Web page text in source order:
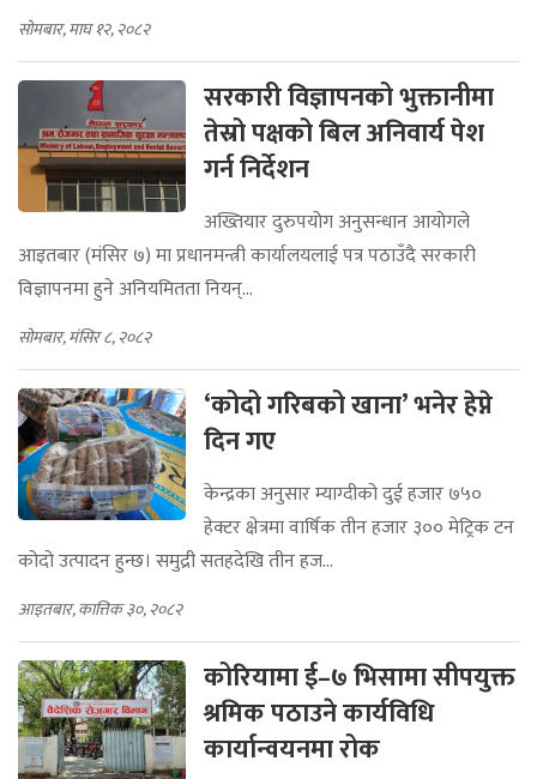
सोमबार, माघ १२, २०८२
सरकारी विज्ञापनको भुक्तानीमा
तेस्रो पक्षको बिल अनिवार्य पेश
गर्न निर्देशन
अख्तियार दुरुपयोग अनुसन्धान आयोगले
आइतबार (मंसिर ७) मा प्रधानमन्त्री कार्यालयलाई पत्र पठाउँदै सरकारी
विज्ञापनमा हुने अनियमितता नियन्...
सोमबार, मंसिर ८, २०८२
‘कोदो गरिबको खाना’ भनेर हेप्ने
दिन गए
केन्द्रका अनुसार म्याग्दीको दुई हजार ७५०
हेक्टर क्षेत्रमा वार्षिक तीन हजार ३०० मेट्रिक टन
कोदो उत्पादन हुन्छ। समुद्री सतहदेखि तीन हज...
आइतबार, कात्तिक ३०, २०८२
कोरियामा ई–७ भिसामा सीपयुक्त
श्रमिक पठाउने कार्यविधि
कार्यान्वयनमा रोक